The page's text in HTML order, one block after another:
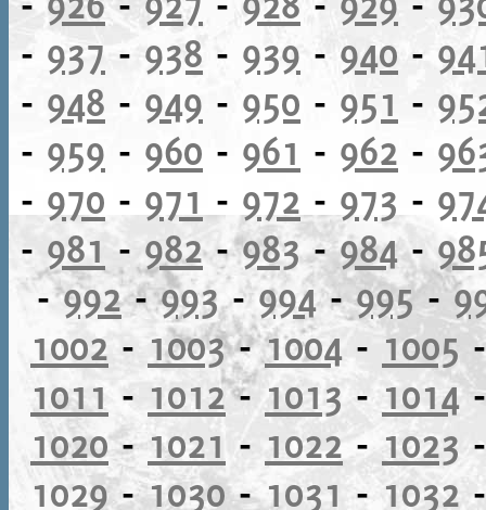
- 937 - 938 - 939 - 940 -
- 948 - 949 - 950 - 951 -
- 959 - 960 - 961 - 962 -
- 970 - 971 - 972 - 973 -
- 981 - 982-983-984-
-992-993-994-995-
1002 - 1003-1004 - 1005
1011 - 1012-1013- 1014
1020-1021 - 1022-1023
1029-1030-1031 -1032